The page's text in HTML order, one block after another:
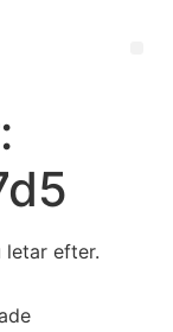
efter.